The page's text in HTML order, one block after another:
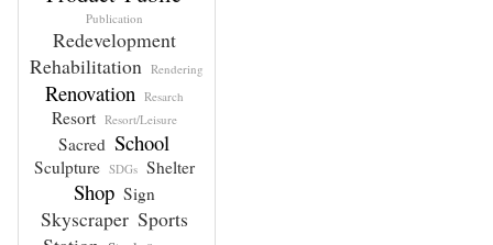
Publication
Redevelopment
Rehabilitation Rendering
Renovation Resarch
Resort Resort/Leisure
Sacred School
Sculpture SDGs Shelter
Shop Sign
Skyscraper Sports